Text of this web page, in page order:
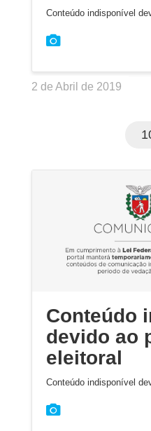
Conteúdo indisponível
2 de Abril de 2019
Conteúdo
devido ao
eleitoral
Conteúdo indisponível